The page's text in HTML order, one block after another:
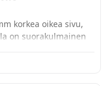
korkea oikea sivu,
on suorakulmainen
20kpl/ltk.